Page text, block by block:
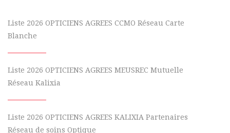
Liste 2026 OPTICIENS AGREES CCMO Réseau Carte
Blanche
Liste 2026 OPTICIENS AGREES MEUSREC Mutuelle
Réseau Kalixia
Liste 2026 OPTICIENS AGREES KALIXIA Partenaires
Réseau de soins Optique